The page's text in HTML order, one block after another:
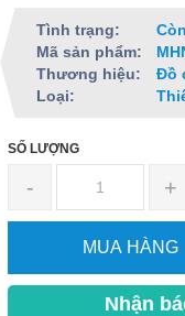
Tình trạng:
Mã sản phẩm:
Thương hiệu:
Đồ
Loại:
SỐ LƯỢNG
- +
MUA HÀNG
Nhận